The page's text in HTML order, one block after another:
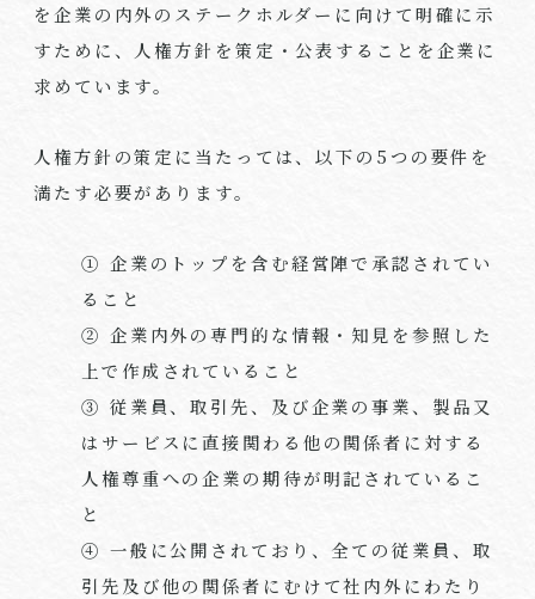
を企業の内外のステークホルダーに向けて明確に示
すために、人権方針を策定・公表することを企業に
求めています。
人権方針の策定に当たっては、以下の5つの要件を
満たす必要があります。
① 企業のトップを含む経営陣で承認されてい
ること
② 企業内外の専門的な情報・知見を参照した
上で作成されていること
③ 従業員、取引先、及び企業の事業、製品又
はサービスに直接関わる他の関係者に対する
人権尊重への企業の期待が明記されているこ
と
④ 一般に公開されており、全ての従業員、取
引先及び他の関係者にむけて社内外にわたり